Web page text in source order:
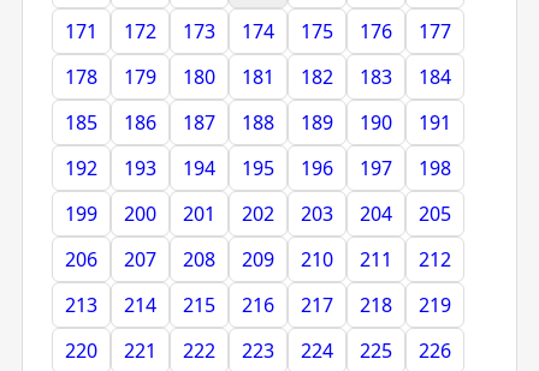
171
172 173 174 175 176
177
178
179 180 181 182 183
184
185
186 187 188 189 190
191
192
193 194 195 196 197
198
199
200 201 202 203 204
205
206
207 208 209 210 211
212
213
214 215 216 217 218
219
220
221 222 223 224 225
226